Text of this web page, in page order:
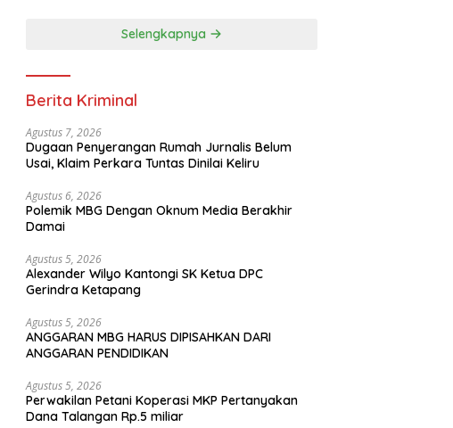
Selengkapnya
Berita Kriminal
Agustus 7, 2026
Dugaan Penyerangan Rumah Jurnalis Belum
Usai, Klaim Perkara Tuntas Dinilai Keliru
Agustus 6, 2026
Polemik MBG Dengan Oknum Media Berakhir
Damai
Agustus 5, 2026
Alexander Wilyo Kantongi SK Ketua DPC
Gerindra Ketapang
Agustus 5, 2026
ANGGARAN MBG HARUS DIPISAHKAN DARI
ANGGARAN PENDIDIKAN
Agustus 5, 2026
Perwakilan Petani Koperasi MKP Pertanyakan
Dana Talangan Rp.5 miliar